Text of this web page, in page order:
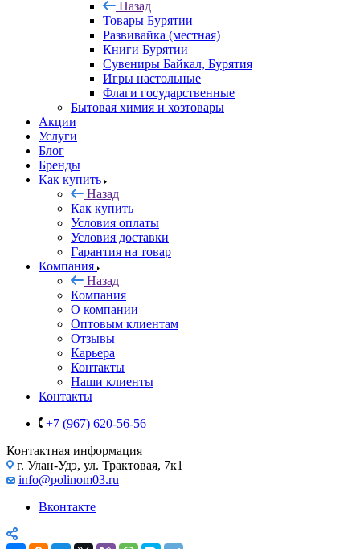
Назад
Товары Бурятии
Развивайка (местная)
Книги Бурятии
Сувениры Байкал, Бурятия
Игры настольные
Флаги государственные
Бытовая химия и хозтовары
Акции
Услуги
Блог
Бренды
Как купить
Назад
Как купить
Условия оплаты
Условия доставки
Гарантия на товар
Компания
Назад
Компания
О компании
Оптовым клиентам
Отзывы
Карьера
Контакты
Наши клиенты
Контакты
+7 (967) 620-56-56
Контактная информация
г. Улан-Удэ, ул. Трактовая, 7к1
info@polinom03.ru
Вконтакте